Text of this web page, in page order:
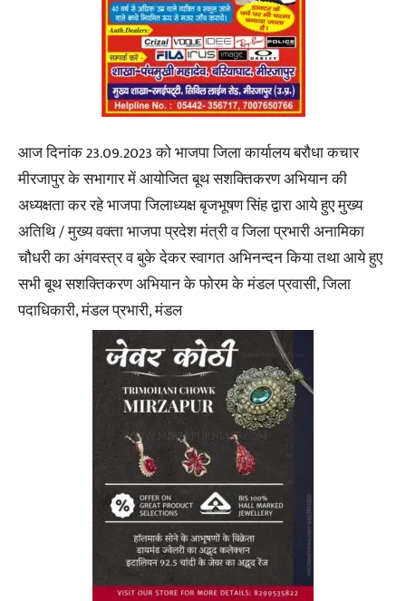
आज दिनांक 23.09.2023 को भाजपा जिला कार्यालय बरौधा कचार
मीरजापुर के सभागार में आयोजित बूथ सशक्तिकरण अभियान की
अध्यक्षता कर रहे भाजपा जिलाध्यक्ष बृजभूषण सिंह द्वारा आये हुए मुख्य
अतिथि / मुख्य वक्ता भाजपा प्रदेश मंत्री व जिला प्रभारी अनामिका
चौधरी का अंगवस्त्र व बुके देकर स्वागत अभिनन्दन किया तथा आये हुए
सभी बूथ सशक्तिकरण अभियान के फोरम के मंडल प्रवासी, जिला
पदाधिकारी, मंडल प्रभारी, मंडल